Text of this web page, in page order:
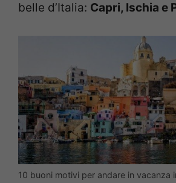
belle d’Italia: Capri, Ischia e
10 buoni motivi per andare in vacanza